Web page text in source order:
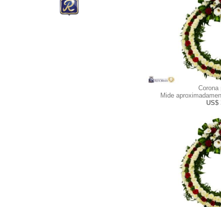
Corona
Mide
US$